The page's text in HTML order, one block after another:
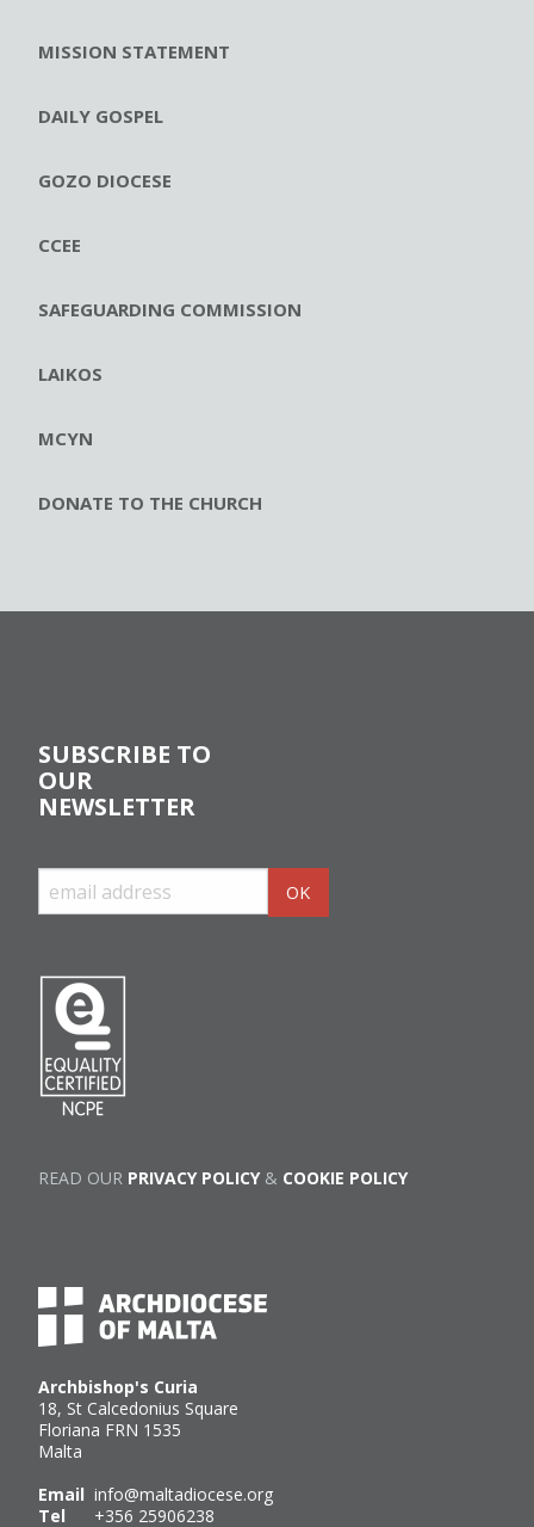
MISSION STATEMENT
DAILY GOSPEL
GOZO DIOCESE
CCEE
SAFEGUARDING COMMISSION
LAIKOS
MCYN
DONATE TO THE CHURCH
Archbishop's Curia
18, St Calcedonius Square
Floriana FRN 1535
Malta
Email info@maltadiocese.org
Tel +356 25906238
SUBSCRIBE TO
OUR
NEWSLETTER
READ OUR PRIVACY POLICY& COOKIE POLICY